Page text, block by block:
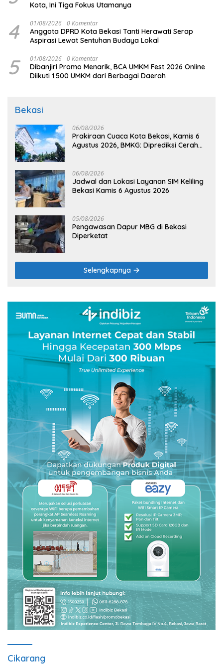
Kota, Ini Tiga Fokus Utamanya
4 01/08/2026 0 Komentar
Anggota DPRD Kota Bekasi Tanti Herawati Serap
Aspirasi Lewat Sentuhan Budaya Lokal
5 01/08/2026 0 Komentar
Dibanjiri Promo Menarik, BCA UMKM Fest 2026 Online
Diikuti 1.500 UMKM dari Berbagai Daerah
Bekasi
06/08/2026
Prakiraan Cuaca Kota Bekasi, Kamis 6
Agustus 2026, BMKG: Diprediksi Cerah
06/08/2026
Jadwal dan Lokasi Layanan SIM Keliling
Bekasi Kamis 6 Agustus 2026
05/08/2026
Pengawasan Dapur MBG di Bekasi
Diperketat
Selengkapnya
Cikarang